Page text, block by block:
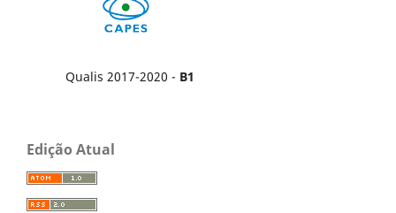
Qualis 2017-2020 - B1
Edição Atual